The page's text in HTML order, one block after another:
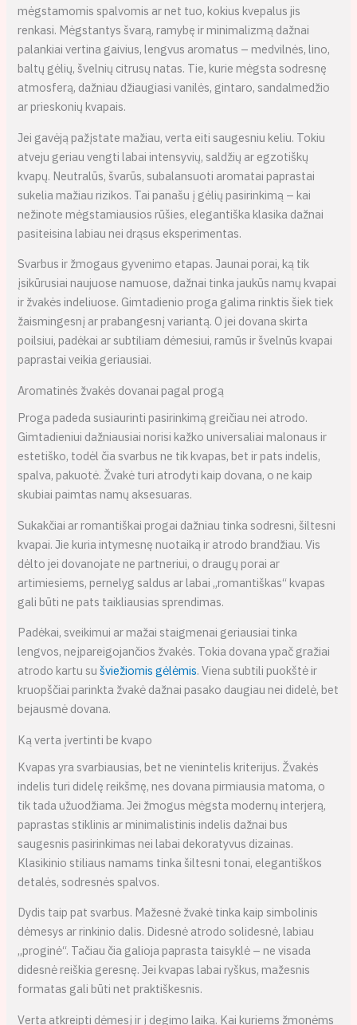
mėgstamomis spalvomis ar net tuo, kokius kvepalus jis
renkasi. Mėgstantys švarą, ramybę ir minimalizmą dažnai
palankiai vertina gaivius, lengvus aromatus – medvilnės, lino,
baltų gėlių, švelnių citrusų natas. Tie, kurie mėgsta sodresnę
atmosferą, dažniau džiaugiasi vanilės, gintaro, sandalmedžio
ar prieskonių kvapais.
Jei gavėją pažįstate mažiau, verta eiti saugesniu keliu. Tokiu
atveju geriau vengti labai intensyvių, saldžių ar egzotiškų
kvapų. Neutralūs, švarūs, subalansuoti aromatai paprastai
sukelia mažiau rizikos. Tai panašu į gėlių pasirinkimą – kai
nežinote mėgstamiausios rūšies, elegantiška klasika dažnai
pasiteisina labiau nei drąsus eksperimentas.
Svarbus ir žmogaus gyvenimo etapas. Jaunai porai, ką tik
įsikūrusiai naujuose namuose, dažnai tinka jaukūs namų kvapai
ir žvakės indeliuose. Gimtadienio proga galima rinktis šiek tiek
žaismingesnį ar prabangesnį variantą. O jei dovana skirta
poilsiui, padėkai ar subtiliam dėmesiui, ramūs ir švelnūs kvapai
paprastai veikia geriausiai.
Aromatinės žvakės dovanai pagal progą
Proga padeda susiaurinti pasirinkimą greičiau nei atrodo.
Gimtadieniui dažniausiai norisi kažko universaliai malonaus ir
estetiško, todėl čia svarbus ne tik kvapas, bet ir pats indelis,
spalva, pakuotė. Žvakė turi atrodyti kaip dovana, o ne kaip
skubiai paimtas namų aksesuaras.
Sukakčiai ar romantiškai progai dažniau tinka sodresni, šiltesni
kvapai. Jie kuria intymesnę nuotaiką ir atrodo brandžiau. Vis
dėlto jei dovanojate ne partneriui, o draugų porai ar
artimiesiems, pernelyg saldus ar labai „romantiškas“ kvapas
gali būti ne pats taikliausias sprendimas.
Padėkai, sveikimui ar mažai staigmenai geriausiai tinka
lengvos, neįpareigojančios žvakės. Tokia dovana ypač gražiai
atrodo kartu sušviežiomis gėlėmis. Viena subtili puokštė ir
kruopščiai parinkta žvakė dažnai pasako daugiau nei didelė, bet
bejausmė dovana.
Ką verta įvertinti be kvapo
Kvapas yra svarbiausias, bet ne vienintelis kriterijus. Žvakės
indelis turi didelę reikšmę, nes dovana pirmiausia matoma, o
tik tada užuodžiama. Jei žmogus mėgsta modernų interjerą,
paprastas stiklinis ar minimalistinis indelis dažnai bus
saugesnis pasirinkimas nei labai dekoratyvus dizainas.
Klasikinio stiliaus namams tinka šiltesni tonai, elegantiškos
detalės, sodresnės spalvos.
Dydis taip pat svarbus. Mažesnė žvakė tinka kaip simbolinis
dėmesys ar rinkinio dalis. Didesnė atrodo solidesnė, labiau
„proginė“. Tačiau čia galioja paprasta taisyklė – ne visada
didesnė reiškia geresnę. Jei kvapas labai ryškus, mažesnis
formatas gali būti net praktiškesnis.
Verta atkreipti dėmesį ir į degimo laiką. Kai kuriems žmonėms